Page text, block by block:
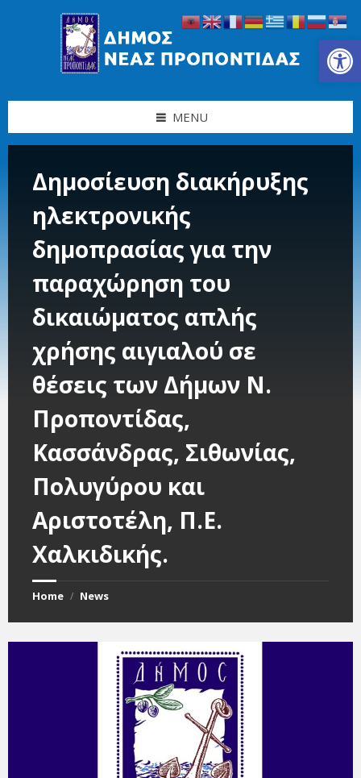
Ανοίξτε τη γραμμή εργαλείων
MENU
Δημοσίευση διακήρυξης
ηλεκτρονικής
δημοπρασίας για την
παραχώρηση του
δικαιώματος απλής
χρήσης αιγιαλού σε
θέσεις των Δήμων Ν.
Προποντίδας,
Κασσάνδρας, Σιθωνίας,
Πολυγύρου και
Αριστοτέλη, Π.Ε.
Χαλκιδικής.
Home / News